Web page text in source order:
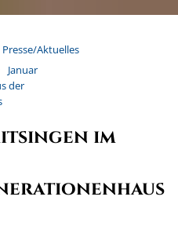
Presse/Aktuelles
Januar
der
im